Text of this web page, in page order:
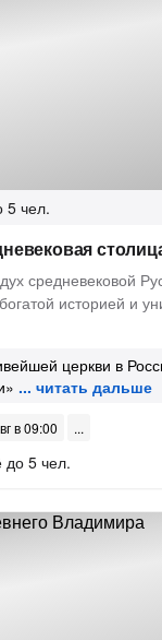
5 чел.
средневековой
историей и
церкви в
в 09:00
до 5 чел.